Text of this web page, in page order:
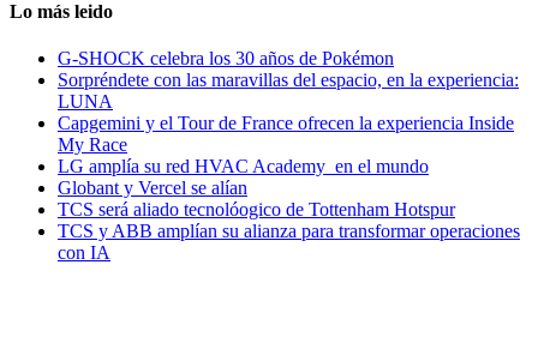
Lo más leido
G-SHOCK celebra los 30 años de Pokémon
Sorpréndete con las maravillas del espacio, en la experiencia:
LUNA
Capgemini y el Tour de France ofrecen la experiencia Inside
My Race
LG amplía su red HVAC Academy en el mundo
Globant y Vercel se alían
TCS será aliado tecnolóogico de Tottenham Hotspur
TCS y ABB amplían su alianza para transformar operaciones
con IA